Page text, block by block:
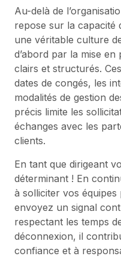
Au-delà de
repose sur la capacité
une véritable culture
d’abord par la mise en
clairs et structurés.
dates de congés, les
modalités de gestion
précis limite les
échanges avec les
clients.
En tant que dirigeant
déterminant ! En
à solliciter vos
envoyez un signal
respectant les temps
déconnexion, il
confiance et à